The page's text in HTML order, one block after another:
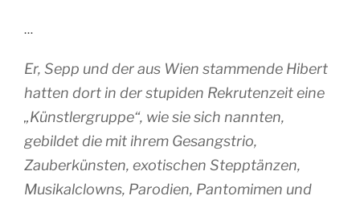
…
Er, Sepp und der aus Wien stammende Hibert
hatten dort in der stupiden Rekrutenzeit eine
„Künstlergruppe“, wie sie sich nannten,
gebildet die mit ihrem Gesangstrio,
Zauberkünsten, exotischen Stepptänzen,
Musikalclowns, Parodien, Pantomimen und